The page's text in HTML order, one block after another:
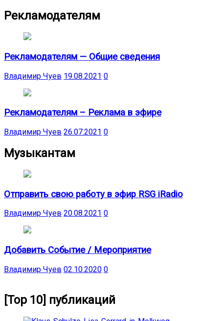
Рекламодателям
Рекламодателям — Общие сведения
Владимир Чуев 19.08.2021 0
Рекламодателям – Реклама в эфире
Владимир Чуев 26.07.2021 0
Музыкантам
Отправить свою работу в эфир RSG iRadio
Владимир Чуев 20.08.2021 0
Добавить Событие / Мероприятие
Владимир Чуев 02.10.2020 0
[Top 10] публикаций